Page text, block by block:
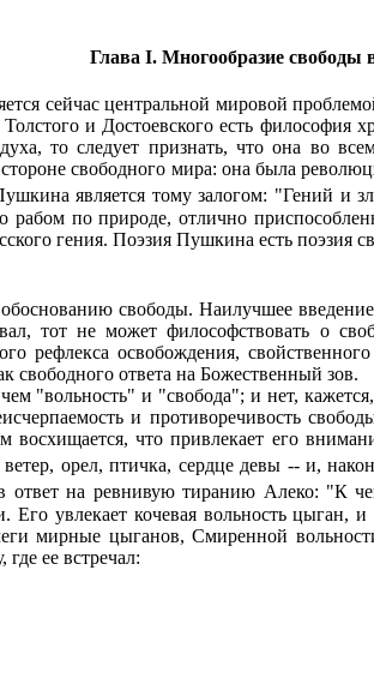
Глава I. Многообразие свободы
сейчас центральной мировой
и Достоевского есть
то следует признать, что она во
свободного мира: она была
является тому залогом: "Гений и
рабом по природе, отлично
гения. Поэзия Пушкина есть поэзия
свободы. Наилучшее
тот не может философствовать о
рефлекса освобождения,
свободного ответа на Божественный зов.
"вольность" и "свобода"; и нет,
и противоречивость
восхищается, что привлекает его
ветер, орел, птичка, сердце девы -- и,
ответ на ревнивую тиранию Алеко: "К
Его увлекает кочевая вольность
мирные цыганов, Смиренной
ее встречал: